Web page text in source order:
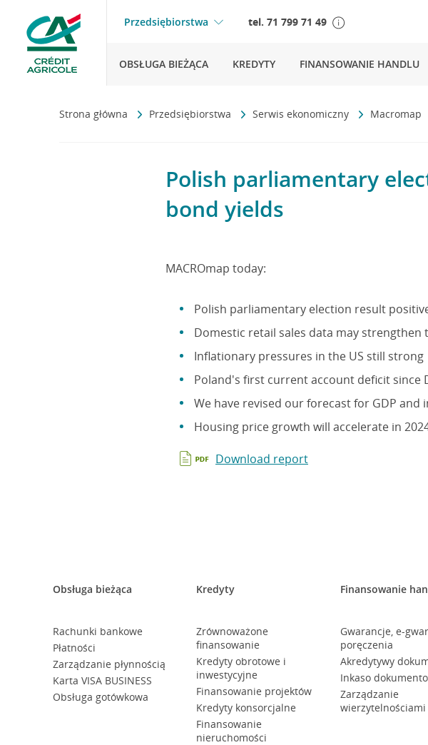
Przedsiębiorstwa tel. 71 799 71 49
OBSŁUGA BIEŻĄCA KREDYTY FINANSOWANIE HANDLU
Strona główna Przedsiębiorstwa Serwis ekonomiczny Macromap
Polish parliamentary
bond yields
MACROmap today:
Polish parliamentary election result
Domestic retail sales data may strengthen
Inflationary pressures in the US still strong
Poland's first current account deficit since
We have revised our forecast for GDP and
Housing price growth will accelerate in
Download report
Obsługa bieżąca
Rachunki bankowe
Płatności
Zarządzanie płynnością
Karta VISA BUSINESS
Obsługa gotówkowa
Kredyty
Zrównoważone
finansowanie
Kredyty obrotowe i
inwestycyjne
Finansowanie projektów
Kredyty konsorcjalne
Finansowanie
nieruchomości
Finansowanie
Gwarancje, e-
poręczenia
Akredytywy
Inkaso
Zarządzanie
wierzytelnościami